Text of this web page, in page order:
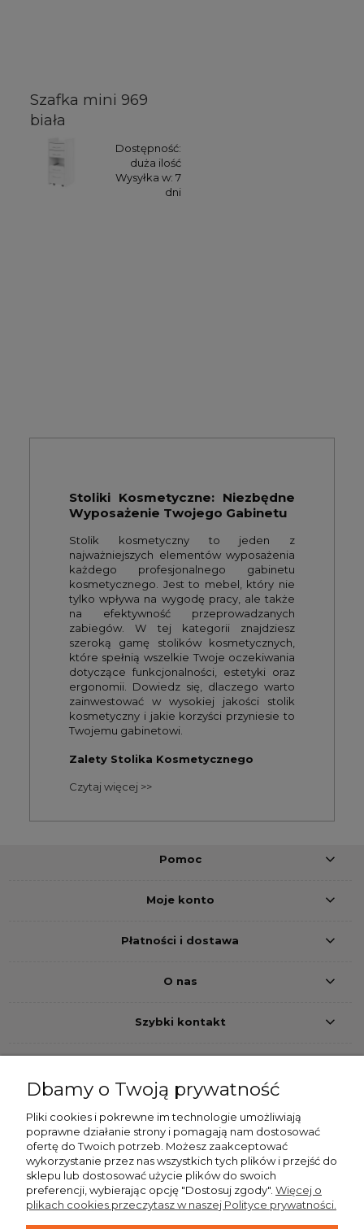
Szafka mini 969
biała
Dostępność:
duża ilość
Wysyłka w: 7
dni
Stoliki Kosmetyczne: Niezbędne
Wyposażenie Twojego Gabinetu
Stolik kosmetyczny to jeden z
najważniejszych elementów wyposażenia
każdego profesjonalnego gabinetu
kosmetycznego. Jest to mebel, który nie
tylko wpływa na wygodę pracy, ale także
na efektywność przeprowadzanych
zabiegów. W tej kategorii znajdziesz
szeroką gamę stolików kosmetycznych,
które spełnią wszelkie Twoje oczekiwania
dotyczące funkcjonalności, estetyki oraz
ergonomii. Dowiedz się, dlaczego warto
zainwestować w wysokiej jakości stolik
kosmetyczny i jakie korzyści przyniesie to
Twojemu gabinetowi.
Zalety Stolika Kosmetycznego
Czytaj więcej >>
Pomoc
Moje konto
Płatności i dostawa
O nas
Szybki kontakt
Przelew bankowy Pobranie Szybkie przelewy24
Dostawa
Dbamy o Twoją prywatność
Pliki cookies i pokrewne im technologie umożliwiają
poprawne działanie strony i pomagają nam dostosować
ofertę do Twoich potrzeb. Możesz zaakceptować
wykorzystanie przez nas wszystkich tych plików i przejść do
sklepu lub dostosować użycie plików do swoich
preferencji, wybierając opcję "Dostosuj zgody". Więcej o
plikach cookies przeczytasz w naszej Polityce prywatności.